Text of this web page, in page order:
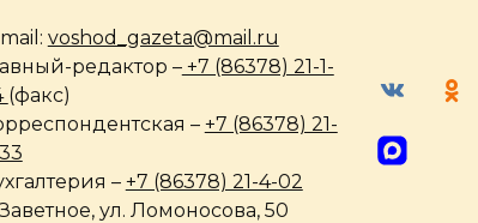
voshod_gazeta@mail.ru
редактор –+7 (86378) 21-1-
(факс)
– +7 (86378) 21-
– +7 (86378) 21-4-02
ул. Ломоносова, 50